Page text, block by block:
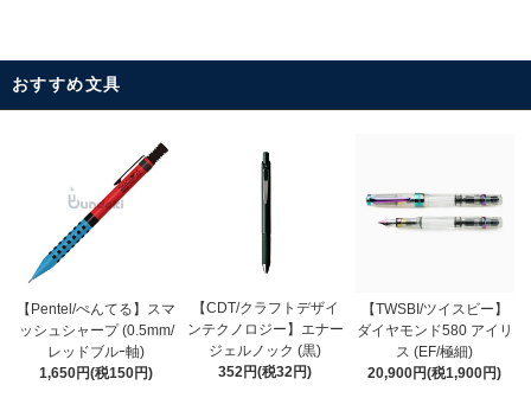
おすすめ文具
【Pentel/ぺんてる】スマ
ッシュシャープ (0.5mm/
レッドブルｰ軸)
1,650円(税150円)
【CDT/クラフトデザイ
ンテクノロジー】エナー
ジェルノック (黒)
352円(税32円)
【TWSBI/ツイスビー】
ダイヤモンド580 アイリ
ス (EF/極細)
20,900円(税1,900円)